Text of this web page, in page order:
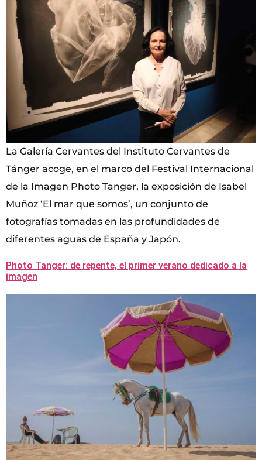
La Galería Cervantes del Instituto Cervantes de
Tánger acoge, en el marco del Festival Internacional
de la Imagen Photo Tanger, la exposición de Isabel
Muñoz ‘El mar que somos’, un conjunto de
fotografías tomadas en las profundidades de
diferentes aguas de España y Japón.
Photo Tanger: de repente, el primer verano dedicado a la
imagen